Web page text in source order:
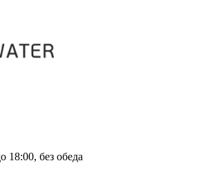
18:00, без обеда